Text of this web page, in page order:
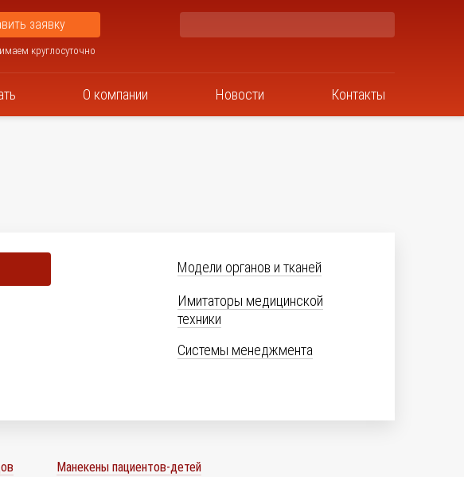
заявку
круглосуточно
О компании Новости Контакты
Модели органов и тканей
Имитаторы медицинской
техники
Системы менеджмента
Манекены пациентов-детей